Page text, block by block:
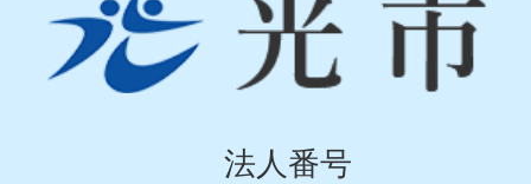
市
Hikari
法人番号